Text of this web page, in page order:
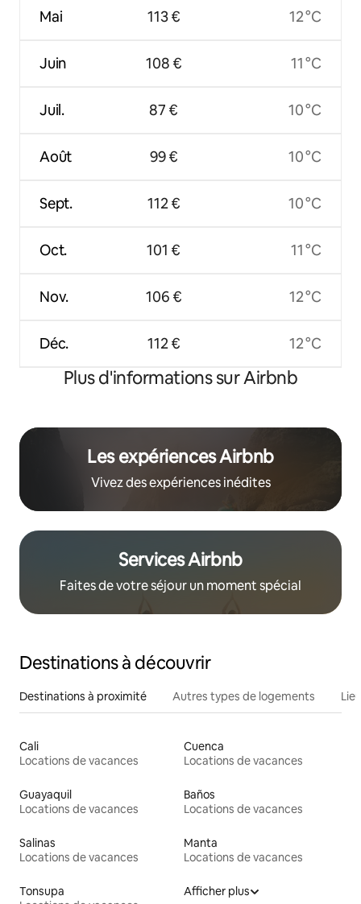
Mai
Juin
Juil.
Août
Sept.
Oct.
Nov.
Déc.
113 €
108 €
87 €
99 €
112 €
101 €
106 €
112 €
12 °C
11 °C
10 °C
10 °C
10 °C
11 °C
12 °C
12 °C
Plus d'informations sur Airbnb
Les expériences Airbnb
Vivez des expériences inédites
Services Airbnb
Faites de votre séjour un moment spécial
Destinations à découvrir
Destinations à proximité Autres types de logements
Cali
Locations de vacances
Cuenca
Locations de vacances
Guayaquil
Locations de vacances
Baños
Locations de vacances
Salinas
Locations de vacances
Manta
Locations de vacances
Tonsupa
Afficher plus